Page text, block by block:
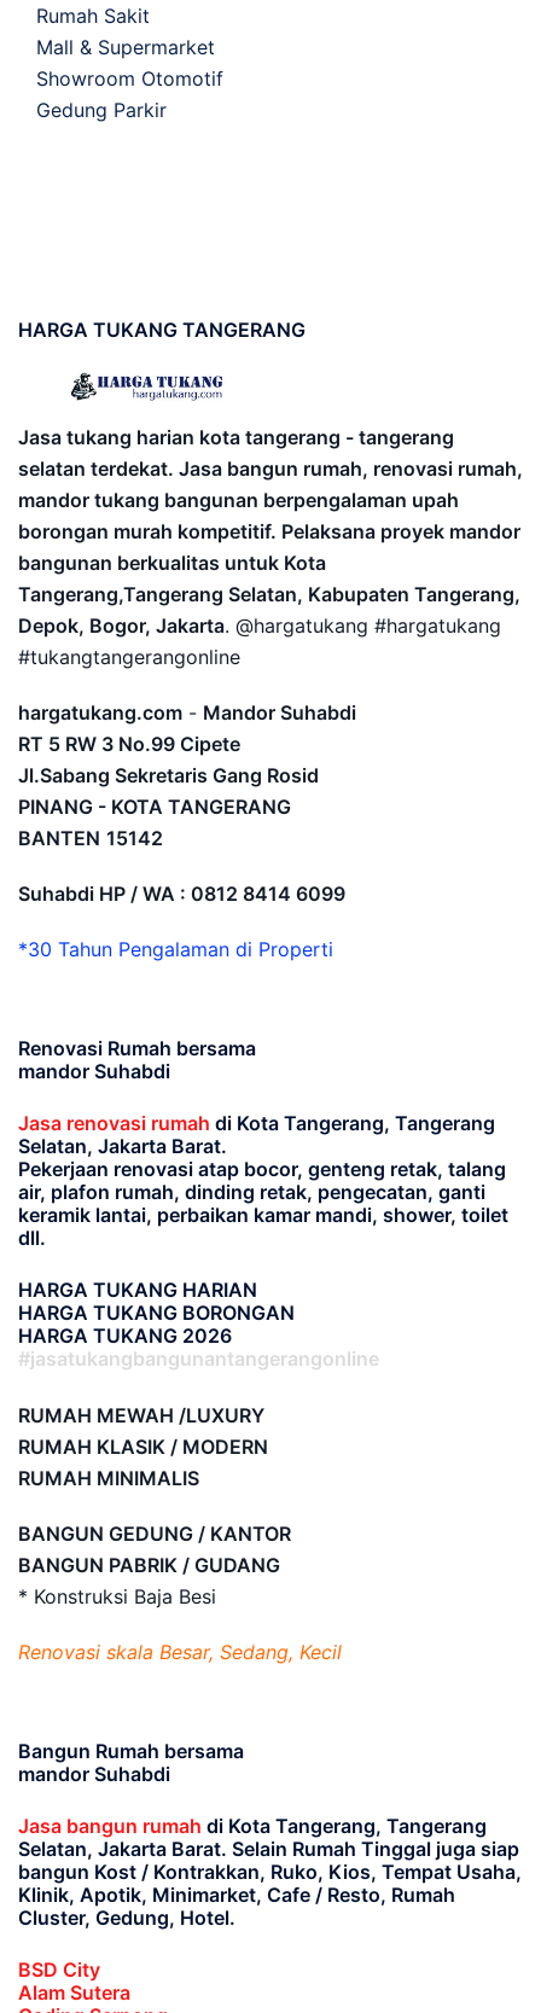
Rumah Sakit
Mall & Supermarket
Showroom Otomotif
Gedung Parkir
HARGA TUKANG TANGERANG
Jasa tukang harian kota tangerang - tangerang
selatan terdekat. Jasa bangun rumah, renovasi rumah,
mandor tukang bangunan berpengalaman upah
borongan murah kompetitif. Pelaksana proyek mandor
bangunan berkualitas untuk Kota
Tangerang,Tangerang Selatan, Kabupaten Tangerang,
Depok, Bogor, Jakarta. @hargatukang #hargatukang
#tukangtangerangonline
hargatukang.com - Mandor Suhabdi
RT 5 RW 3 No.99 Cipete
Jl.Sabang Sekretaris Gang Rosid
PINANG - KOTA TANGERANG
BANTEN 15142
Suhabdi HP / WA : 0812 8414 6099
*30 Tahun Pengalaman di Properti
Renovasi Rumah bersama
mandor Suhabdi
Jasa renovasi rumah di Kota Tangerang, Tangerang
Selatan, Jakarta Barat.
Pekerjaan renovasi atap bocor, genteng retak, talang
air, plafon rumah, dinding retak, pengecatan, ganti
keramik lantai, perbaikan kamar mandi, shower, toilet
dll.
HARGA TUKANG HARIAN
HARGA TUKANG BORONGAN
HARGA TUKANG 2026
#jasatukangbangunantangerangonline
RUMAH MEWAH /LUXURY
RUMAH KLASIK / MODERN
RUMAH MINIMALIS
BANGUN GEDUNG / KANTOR
BANGUN PABRIK / GUDANG
* Konstruksi Baja Besi
Renovasi skala Besar, Sedang, Kecil
Bangun Rumah bersama
mandor Suhabdi
Jasa bangun rumah di Kota Tangerang, Tangerang
Selatan, Jakarta Barat. Selain Rumah Tinggal juga siap
bangun Kost / Kontrakkan, Ruko, Kios, Tempat Usaha,
Klinik, Apotik, Minimarket, Cafe / Resto, Rumah
Cluster, Gedung, Hotel.
BSD City
Alam Sutera